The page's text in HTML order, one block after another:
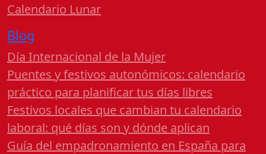
Calendario Lunar
Blog
Día Internacional de la Mujer
Puentes y festivos autonómicos: calendario
práctico para planificar tus días libres
Festivos locales que cambian tu calendario
laboral: qué días son y dónde aplican
Guía del empadronamiento en España para